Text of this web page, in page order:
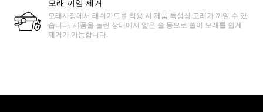
모래 끼임 제거
모래사장에서 래쉬가드를 착용 시 제품 특성상 모래가 끼일 수 있
습니다. 제품을 늘린 상태에서 얇은 솔 등으로 쓸어 모래를 쉽게
제거가 가능합니다.